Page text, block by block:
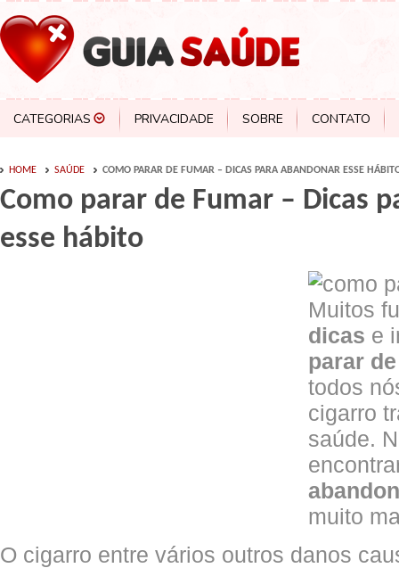
CATEGORIAS PRIVACIDADE SOBRE CONTATO
HOME SAÚDE COMO PARAR DE FUMAR – DICAS PARA ABANDONAR ESSE
Como parar de Fumar – Dicas
esse hábito
Muitos
dicas e
parar
todos
cigarro
saúde.
muito
O cigarro entre vários outros danos